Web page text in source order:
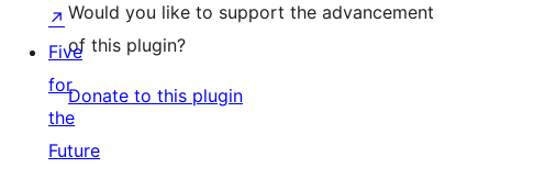
Would you like to support the advancement
of this plugin?
Donate to this plugin
↗
Five
for
the
Future